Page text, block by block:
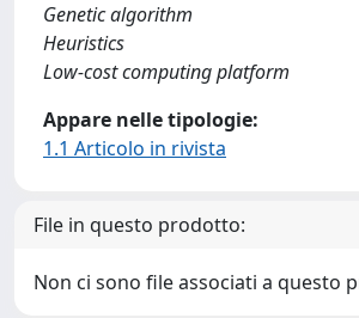
Genetic algorithm
Heuristics
Low-cost computing platform
Appare nelle tipologie:
1.1 Articolo in rivista
File in questo prodotto:
Non ci sono file associati a questo